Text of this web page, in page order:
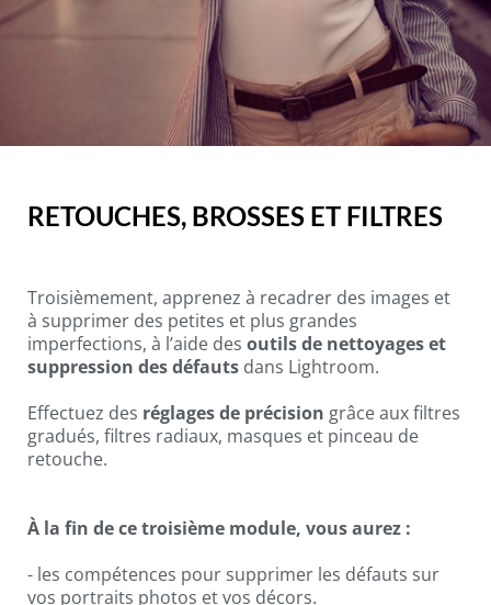
RETOUCHES, BROSSES ET FILTRES
Troisièmement, apprenez à recadrer des images et
à supprimer des petites et plus grandes
imperfections, à l’aide des outils de nettoyages et
suppression des défauts dans Lightroom.
Effectuez des réglages de précision grâce aux filtres
gradués, filtres radiaux, masques et pinceau de
retouche.
À la fin de ce troisième module, vous aurez :
- les compétences pour supprimer les défauts sur
vos portraits photos et vos décors.